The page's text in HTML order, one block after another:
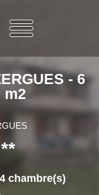
- 6
m2
**
4 chambre(s)